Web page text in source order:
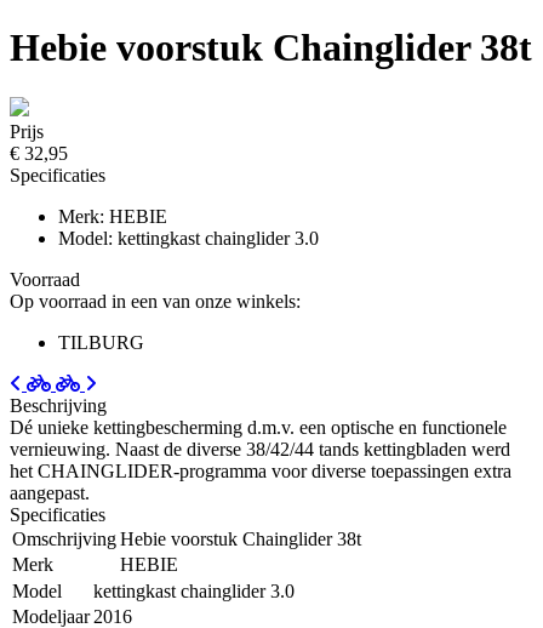
Hebie voorstuk Chainglider 38t
Prijs
€ 32,95
Specificaties
Merk: HEBIE
Model: kettingkast chainglider 3.0
Voorraad
Op voorraad in een van onze winkels:
TILBURG
Beschrijving
Dé unieke kettingbescherming d.m.v. een optische en functionele
vernieuwing. Naast de diverse 38/42/44 tands kettingbladen werd
het CHAINGLIDER-programma voor diverse toepassingen extra
aangepast.
Specificaties
OmschrijvingHebie voorstuk Chainglider 38t
Merk
HEBIE
Model
kettingkast chainglider 3.0
Modeljaar 2016